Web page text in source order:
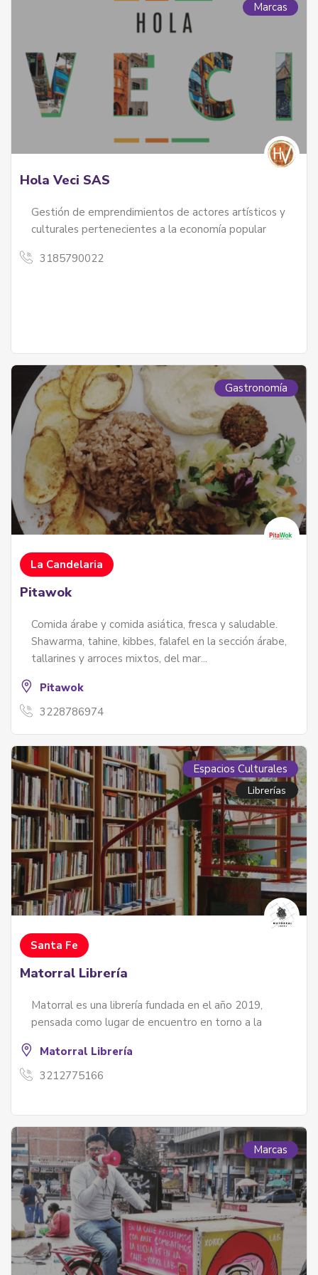
Marcas
Hola Veci SAS
Gestión de emprendimientos de actores artísticos y
culturales pertenecientes a la economía popular
3185790022
Gastronomía
La Candelaria
Pitawok
Comida árabe y comida asiática, fresca y saludable.
Shawarma, tahine, kibbes, falafel en la sección árabe,
tallarines y arroces mixtos, del mar...
Pitawok
3228786974
Espacios Culturales
Librerías
Santa Fe
Matorral Librería
Matorral es una librería fundada en el año 2019,
pensada como lugar de encuentro en torno a la
Matorral Librería
3212775166
Marcas